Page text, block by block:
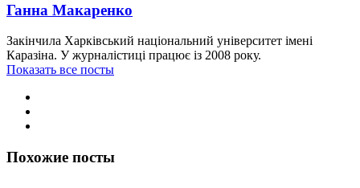
Ганна Макаренко
Закінчила Харківський національний університет імені
Каразіна. У журналістиці працює із 2008 року.
Показать все посты
Похожие посты